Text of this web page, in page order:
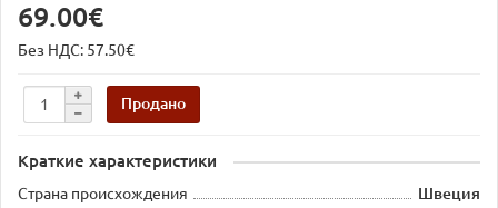
69.00€
Без НДС: 57.50€
Продано
Краткие характеристики
Страна происхождения
Швеция